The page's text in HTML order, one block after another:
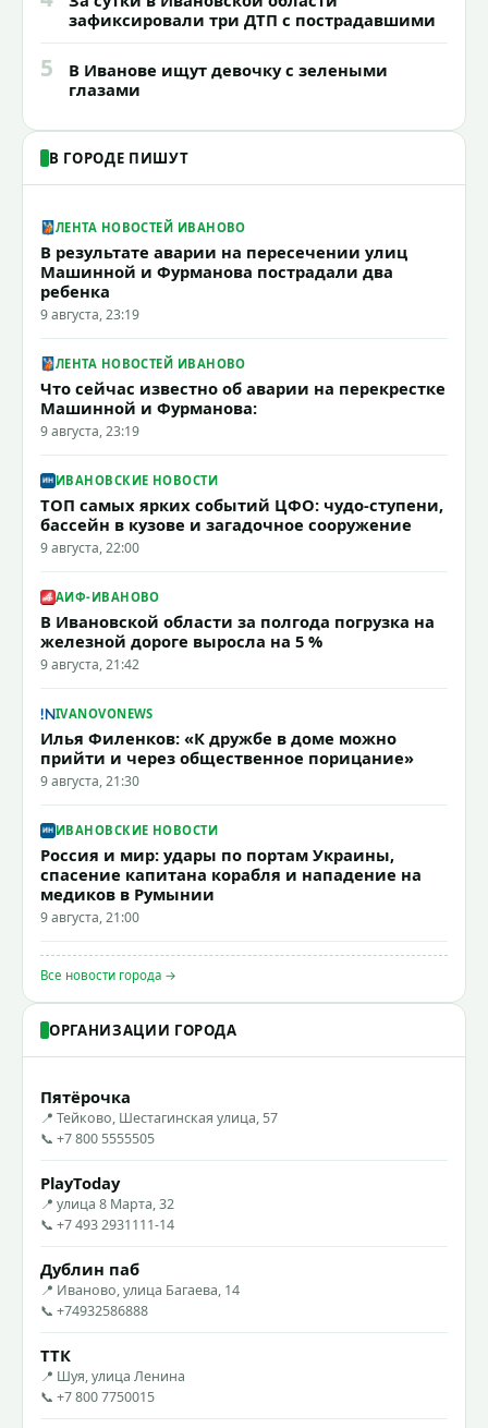
зафиксировали три ДТП с пострадавшими
5
В Иванове ищут девочку с зелеными
глазами
В ГОРОДЕ ПИШУТ
ЛЕНТА НОВОСТЕЙ ИВАНОВО
В результате аварии на пересечении улиц
Машинной и Фурманова пострадали два
ребенка
9 августа, 23:19
ЛЕНТА НОВОСТЕЙ ИВАНОВО
Что сейчас известно об аварии на перекрестке
Машинной и Фурманова:
9 августа, 23:19
ИВАНОВСКИЕ НОВОСТИ
ТОП самых ярких событий ЦФО: чудо-ступени,
бассейн в кузове и загадочное сооружение
9 августа, 22:00
АИФ-ИВАНОВО
В Ивановской области за полгода погрузка на
железной дороге выросла на 5 %
9 августа, 21:42
IVANOVONEWS
Илья Филенков: «К дружбе в доме можно
прийти и через общественное порицание»
9 августа, 21:30
ИВАНОВСКИЕ НОВОСТИ
Россия и мир: удары по портам Украины,
спасение капитана корабля и нападение на
медиков в Румынии
9 августа, 21:00
Все новости города →
ОРГАНИЗАЦИИ ГОРОДА
Пятёрочка
📍 Тейково, Шестагинская улица, 57
📞 +7 800 5555505
PlayToday
📍 улица 8 Марта, 32
📞 +7 493 2931111-14
Дублин паб
📍 Иваново, улица Багаева, 14
📞 +74932586888
ТТК
📍 Шуя, улица Ленина
📞 +7 800 7750015